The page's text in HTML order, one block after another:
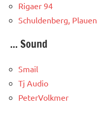
Rigaer 94
Schuldenberg, Plauen
... Sound
Smail
Tj Audio
PeterVolkmer